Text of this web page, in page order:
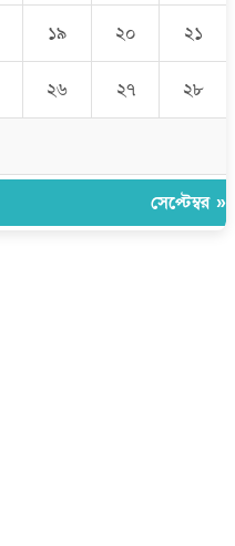
১৯ ২০ ২১
২৬ ২৭ ২৮
সেপ্টেম্বর »